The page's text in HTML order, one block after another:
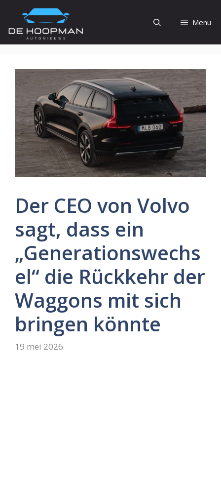
de
inhoud
Menu
Der CEO von Volvo
sagt, dass ein
„Generationswechs
el“ die Rückkehr der
Waggons mit sich
bringen könnte
19 mei 2026